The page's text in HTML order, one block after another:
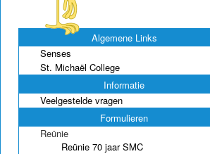
Algemene Links
Senses
St. Michaël College
Informatie
Veelgestelde vragen
Formulieren
Reünie
Reünie 70 jaar SMC